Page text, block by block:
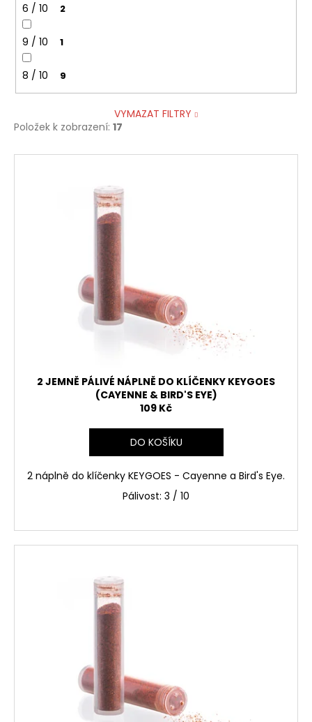
6 / 10 2
9 / 10 1
8 / 10 9
VYMAZAT FILTRY
Položek k zobrazení: 17
V
2 JEMNĚ PÁLIVÉ NÁPLNĚ DO KLÍČENKY KEYGOES
(CAYENNE & BIRD'S EYE)
109 Kč
DO KOŠÍKU
2 náplně do klíčenky KEYGOES - Cayenne a Bird's Eye.
Pálivost: 3 / 10